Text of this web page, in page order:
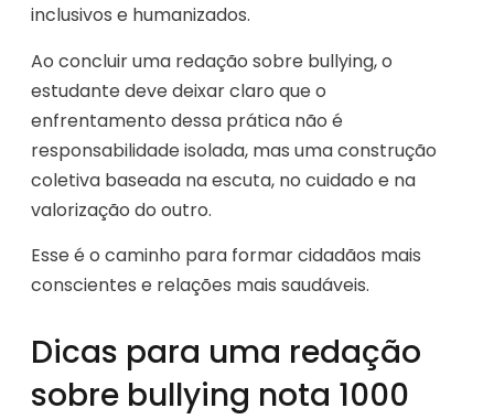
inclusivos e humanizados.
Ao concluir uma redação sobre bullying, o
estudante deve deixar claro que o
enfrentamento dessa prática não é
responsabilidade isolada, mas uma construção
coletiva baseada na escuta, no cuidado e na
valorização do outro.
Esse é o caminho para formar cidadãos mais
conscientes e relações mais saudáveis.
Dicas para uma redação
sobre bullying nota 1000